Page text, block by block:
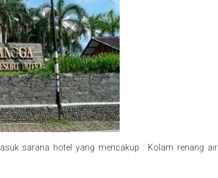
sarana hotel yang mencakup : Kolam renang air